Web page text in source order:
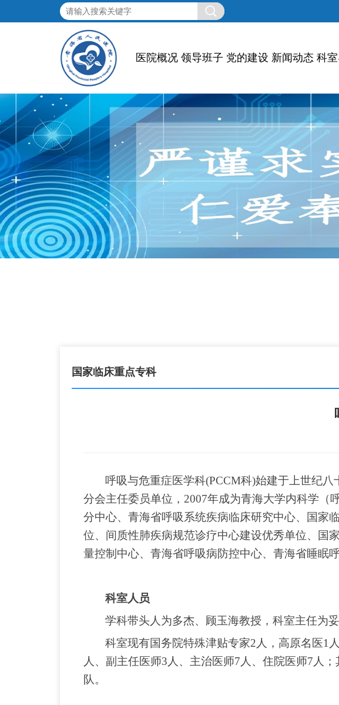
医院概况 领导班子 党的建设 新闻动态 科
国家临床重点专科
呼吸与危重症医学科(PCCM科)始建于上世纪
分会主任委员单位，2007年成为青海大学内科学
分中心、青海省呼吸系统疾病临床研究中心、国家
位、间质性肺疾病规范诊疗中心建设优秀单位、国
量控制中心、青海省呼吸病防控中心、青海省睡眠呼
科室人员
学科带头人为多杰、顾玉海教授，科室主任为
科室现有国务院特殊津贴专家2人，高原名医1
人、副主任医师3人、主治医师7人、住院医师7人
队。